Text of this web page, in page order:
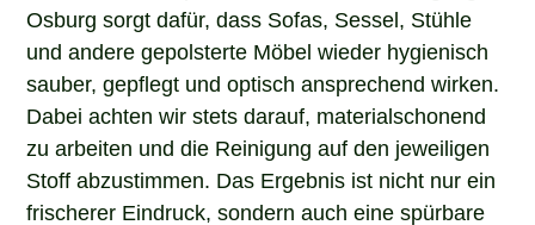
Osburg sorgt dafür, dass Sofas, Sessel, Stühle
und andere gepolsterte Möbel wieder hygienisch
sauber, gepflegt und optisch ansprechend wirken.
Dabei achten wir stets darauf, materialschonend
zu arbeiten und die Reinigung auf den jeweiligen
Stoff abzustimmen. Das Ergebnis ist nicht nur ein
frischerer Eindruck, sondern auch eine spürbare